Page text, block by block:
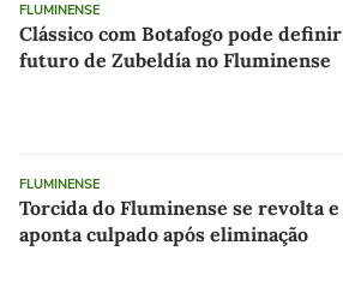
FLUMINENSE
Clássico com Botafogo pode definir
futuro de Zubeldía no Fluminense
FLUMINENSE
Torcida do Fluminense se revolta e
aponta culpado após eliminação